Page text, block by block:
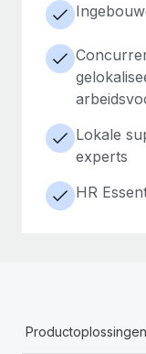
Lokale
experts
HR
Productoplossingen